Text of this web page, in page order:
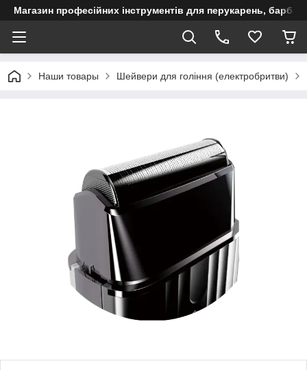
Магазин професійних інструментів для перукарень,
Наши товары Шейвери для гоління (електробритви)